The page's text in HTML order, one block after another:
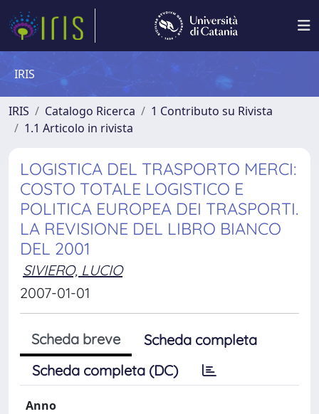
IRIS
IRIS Catalogo Ricerca
1 Contributo su Rivista
1.1 Articolo in rivista
LOGISTICA DEL TRASPORTO MERCI:
COSTO TOTALE LOGISTICO E
POLITICA EUROPEA DEI TRASPORTI.
LA REVISIONE DEL LIBRO BIANCO
DEL 2001
SIVIERO, LUCIO
2007-01-01
Scheda breve
Scheda completa
Scheda completa (DC)
Anno